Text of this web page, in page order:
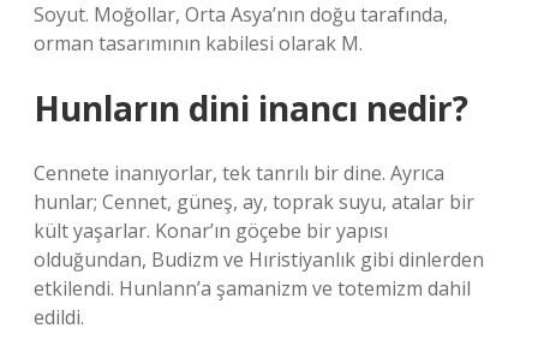
Soyut. Moğollar, Orta Asya’nın doğu tarafında,
orman tasarımının kabilesi olarak M.
Hunların dini inancı nedir?
Cennete inanıyorlar, tek tanrılı bir dine. Ayrıca
hunlar; Cennet, güneş, ay, toprak suyu, atalar bir
kült yaşarlar. Konar’ın göçebe bir yapısı
olduğundan, Budizm ve Hıristiyanlık gibi dinlerden
etkilendi. Hunlann’a şamanizm ve totemizm dahil
edildi.